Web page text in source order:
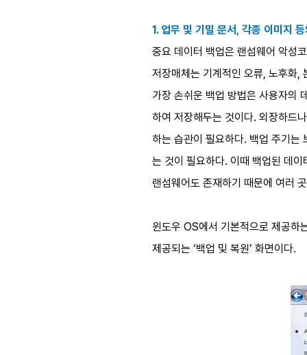
1. 업무 및 기밀 문서, 각종 이미지
중요 데이터 백업은 랜섬웨어 악성
저장매체는 기계적인 오류, 노후화,
가장 손쉬운 백업 방법은 사용자
하여 저장해두는 것이다. 외장하드
하는 습관이 필요하다. 백업 주기는
는 것이 필요하다. 이때 백업된 데
랜섬웨어도 존재하기 때문에 여러
윈도우 OS에서 기본적으로 제공하
제공되는 ‘백업 및 복원’ 화면이다.